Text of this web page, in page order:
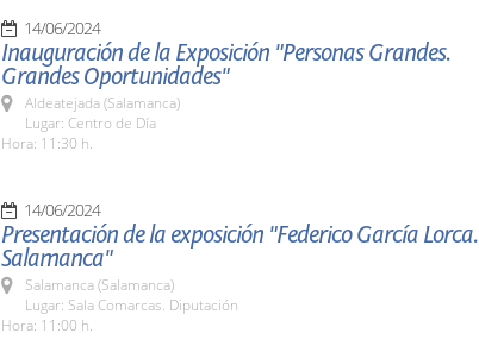
14/06/2024
Inauguración de la Exposición "Personas Grandes.
Grandes Oportunidades"
Aldeatejada (Salamanca)
Lugar: Centro de Día
Hora: 11:30 h.
14/06/2024
Presentación de la exposición "Federico García Lorca.
Salamanca"
Salamanca (Salamanca)
Lugar: Sala Comarcas. Diputación
Hora: 11:00 h.